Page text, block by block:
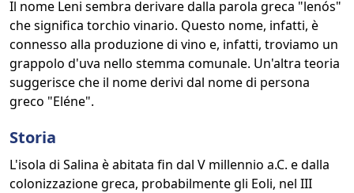
Il nome Leni sembra derivare dalla parola greca "lenós"
che significa torchio vinario. Questo nome, infatti, è
connesso alla produzione di vino e, infatti, troviamo un
grappolo d'uva nello stemma comunale. Un'altra teoria
suggerisce che il nome derivi dal nome di persona
greco "Eléne".
Storia
L'isola di Salina è abitata fin dal V millennio a.C. e dalla
colonizzazione greca, probabilmente gli Eoli, nel III